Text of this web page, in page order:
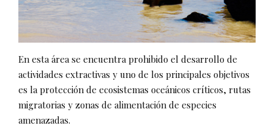
En esta área se encuentra prohibido el desarrollo de
actividades extractivas y uno de los principales objetivos
es la protección de ecosistemas oceánicos críticos, rutas
migratorias y zonas de alimentación de especies
amenazadas.